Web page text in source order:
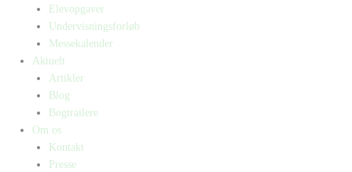
Elevopgaver
Undervisningsforløb
Messekalender
Aktuelt
Artikler
Blog
Bogtrailere
Om os
Kontakt
Presse